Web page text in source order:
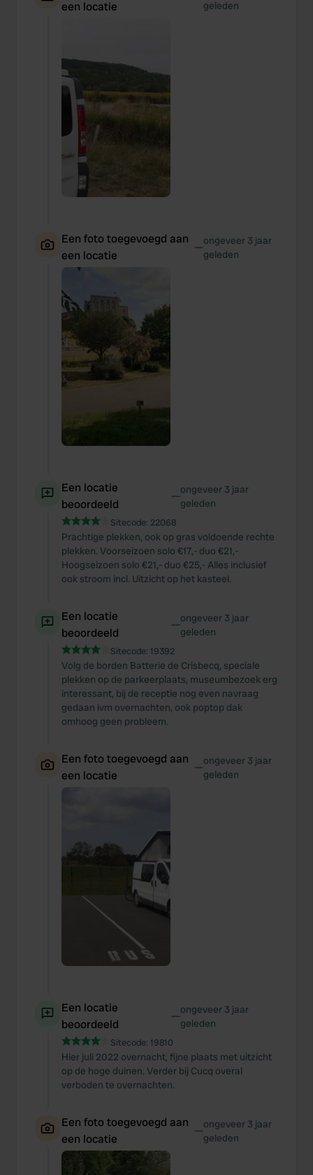
een locatie
geleden
Een foto toegevoegd aan
een locatie
—ongeveer 3 jaar
geleden
Een locatie
beoordeeld
—ongeveer 3 jaar
geleden
Sitecode: 22068
Prachtige plekken, ook op gras voldoende rechte
plekken. Voorseizoen solo €17,- duo €21,-
Hoogseizoen solo €21,- duo €25,- Alles inclusief
ook stroom incl. Uitzicht op het kasteel.
Een locatie
beoordeeld
—ongeveer 3 jaar
geleden
Sitecode: 19392
Volg de borden Batterie de Crisbecq, speciale
plekken op de parkeerplaats, museumbezoek erg
interessant, bij de receptie nog even navraag
gedaan ivm overnachten, ook poptop dak
omhoog geen probleem.
Een foto toegevoegd aan
een locatie
—ongeveer 3 jaar
geleden
Een locatie
beoordeeld
—ongeveer 3 jaar
geleden
Sitecode: 19810
Hier juli 2022 overnacht, fijne plaats met uitzicht
op de hoge duinen. Verder bij Cucq overal
verboden te overnachten.
Een foto toegevoegd aan
een locatie
—ongeveer 3 jaar
geleden